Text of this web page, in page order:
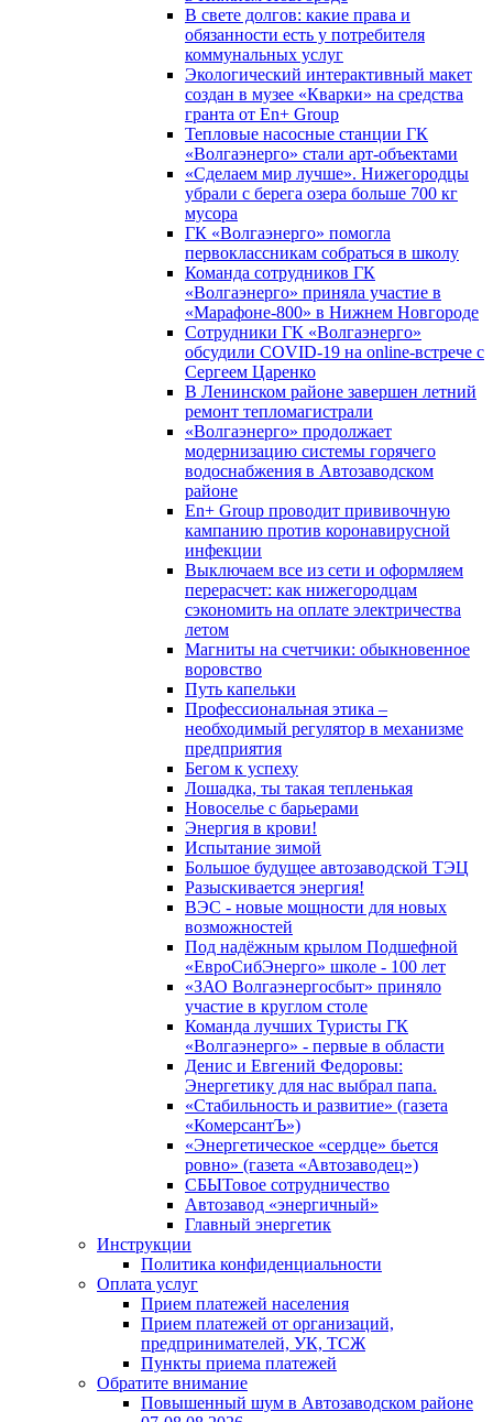
В свете долгов: какие права и
обязанности есть у потребителя
коммунальных услуг
Экологический интерактивный макет
создан в музее «Кварки» на средства
гранта от En+ Group
Тепловые насосные станции ГК
«Волгаэнерго» стали арт-объектами
«Сделаем мир лучше». Нижегородцы
убрали с берега озера больше 700 кг
мусора
ГК «Волгаэнерго» помогла
первоклассникам собраться в школу
Команда сотрудников ГК
«Волгаэнерго» приняла участие в
«Марафоне-800» в Нижнем Новгороде
Сотрудники ГК «Волгаэнерго»
обсудили COVID-19 на online-встрече с
Сергеем Царенко
В Ленинском районе завершен летний
ремонт тепломагистрали
«Волгаэнерго» продолжает
модернизацию системы горячего
водоснабжения в Автозаводском
районе
En+ Group проводит прививочную
кампанию против коронавирусной
инфекции
Выключаем все из сети и оформляем
перерасчет: как нижегородцам
сэкономить на оплате электричества
летом
Магниты на счетчики: обыкновенное
воровство
Путь капельки
Профессиональная этика –
необходимый регулятор в механизме
предприятия
Бегом к успеху
Лошадка, ты такая тепленькая
Новоселье с барьерами
Энергия в крови!
Испытание зимой
Большое будущее автозаводской ТЭЦ
Разыскивается энергия!
ВЭС - новые мощности для новых
возможностей
Под надёжным крылом Подшефной
«ЕвроСибЭнерго» школе - 100 лет
«ЗАО Волгаэнергосбыт» приняло
участие в круглом столе
Команда лучших Туристы ГК
«Волгаэнерго» - первые в области
Денис и Евгений Федоровы:
Энергетику для нас выбрал папа.
«Стабильность и развитие» (газета
«КомерсантЪ»)
«Энергетическое «сердце» бьется
ровно» (газета «Автозаводец»)
СБЫТовое сотрудничество
Автозавод «энергичный»
Главный энергетик
Инструкции
Политика конфиденциальности
Оплата услуг
Прием платежей населения
Прием платежей от организаций,
предпринимателей, УК, ТСЖ
Пункты приема платежей
Обратите внимание
Повышенный шум в Автозаводском районе